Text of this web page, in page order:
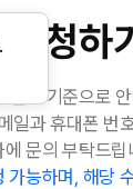
신청하기
결제 기준으로
일과 휴대폰 번
에 문의 부탁드립
가능하며, 해당